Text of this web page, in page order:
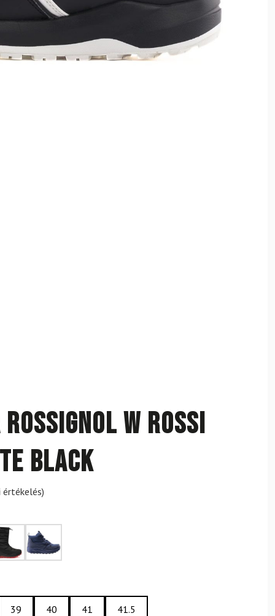
W Rossi
Black
értékelés)
39 40 41 41.5